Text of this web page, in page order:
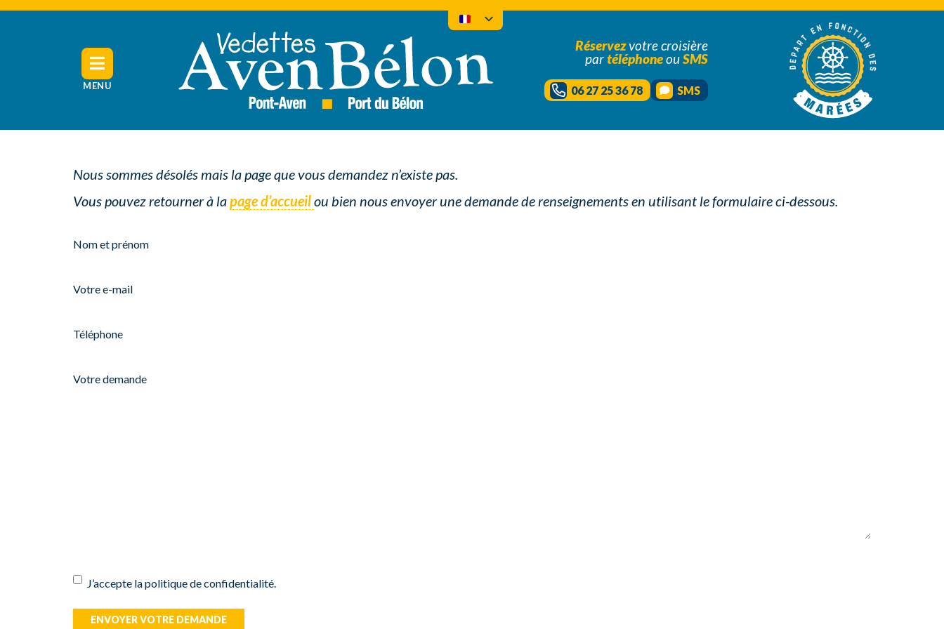
Skip to content
MENU
Réservezvotre croisière
partéléphoneouSMS
06 27 25 36 78 SMS
Nous sommes désolés mais la page que vous demandez n’existe pas.
Vous pouvez retourner à lapage d’accueilou bien nous envoyer une demande de renseignements en utilisant le formulaire ci-dessous.
Nom
E-
Téléphone(Nécessaire)
Votre
RGPDJ’accepte la politique de confidentialité.
ENVOYER VOTRE DEMANDE